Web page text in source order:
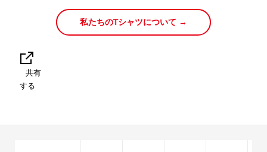
私たちのTシャツについて →
共有
する